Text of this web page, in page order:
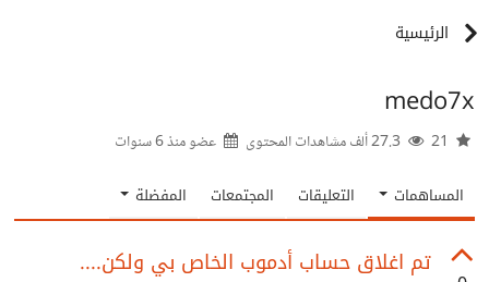
الرئيسية
medo7x
عضو منذ6 سنوات
المساهمات التعليقات المجتمعات المفضلة
تم اغلاق حساب أدموب الخاص بي ولكن....